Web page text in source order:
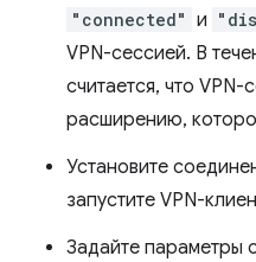
"connected" и
VPN-сессией. В
считается, что
расширению,
Установите
запустите VPN-
Задайте параметры